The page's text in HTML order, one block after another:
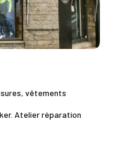
vêtements
Atelier réparation